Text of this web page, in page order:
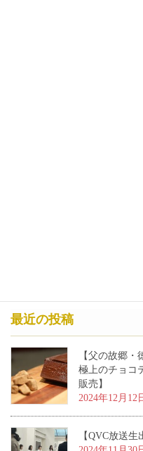
最近の投稿
【父の故郷
極上のチョコ
販売】
2024年12月12
【QVC放送生